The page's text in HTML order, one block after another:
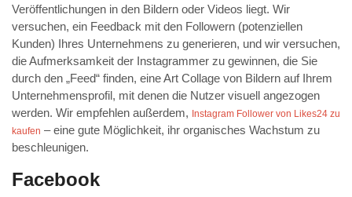
Veröffentlichungen in den Bildern oder Videos liegt. Wir
versuchen, ein Feedback mit den Followern (potenziellen
Kunden) Ihres Unternehmens zu generieren, und wir versuchen,
die Aufmerksamkeit der Instagrammer zu gewinnen, die Sie
durch den „Feed“ finden, eine Art Collage von Bildern auf Ihrem
Unternehmensprofil, mit denen die Nutzer visuell angezogen
werden. Wir empfehlen außerdem, Instagram Follower von Likes24 zu
kaufen – eine gute Möglichkeit, ihr organisches Wachstum zu
beschleunigen.
Facebook